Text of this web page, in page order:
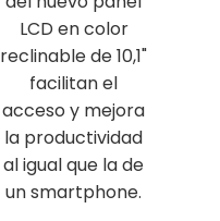
LCD en color
reclinable de 10,1"
facilitan el
acceso y mejora
la productividad
al igual que la de
un smartphone.